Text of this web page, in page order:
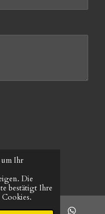
Ihr
Die
bestätigt Ihre